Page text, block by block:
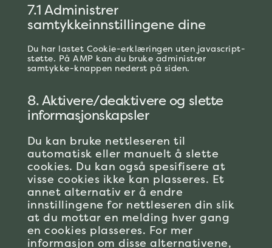
7.1 Administrer
samtykkeinnstillingene dine
Du har lastet Cookie-erklæringen uten javascript-
støtte. På AMP kan du bruke administrer
samtykke-knappen nederst på siden.
8. Aktivere/deaktivere og slette
informasjonskapsler
Du kan bruke nettleseren til
automatisk eller manuelt å slette
cookies. Du kan også spesifisere at
visse cookies ikke kan plasseres. Et
annet alternativ er å endre
innstillingene for nettleseren din slik
at du mottar en melding hver gang
en cookies plasseres. For mer
informasjon om disse alternativene,